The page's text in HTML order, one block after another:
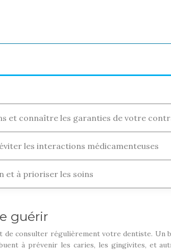
et connaître les garanties de votre
les interactions médicamenteuses
et à prioriser les soins
guérir
de consulter régulièrement votre dentiste. Un
à prévenir les caries, les gingivites, et